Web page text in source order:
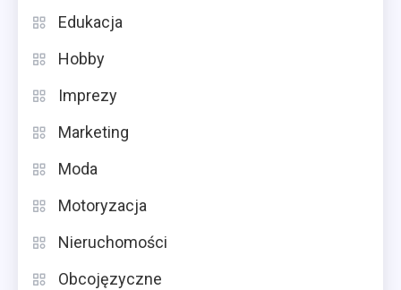
Edukacja
Hobby
Imprezy
Marketing
Moda
Motoryzacja
Nieruchomości
Obcojęzyczne